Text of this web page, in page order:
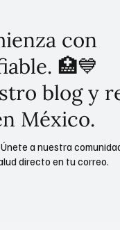
con
🏥💙
blog y
México.
a nuestra
directo en tu correo.